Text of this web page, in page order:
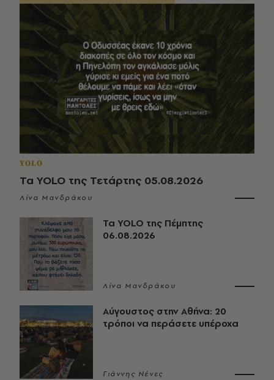
YOLO
Τα YOLO της Τετάρτης 05.08.2026
Λίνα Μανδράκου
Τα YOLO της Πέμπτης
06.08.2026
Λίνα Μανδράκου
Αύγουστος στην Αθήνα: 20
τρόποι να περάσετε υπέροχα
Γιάννης Νένες